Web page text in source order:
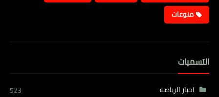
منوعات
التسميات
اخبار الرياضة
523